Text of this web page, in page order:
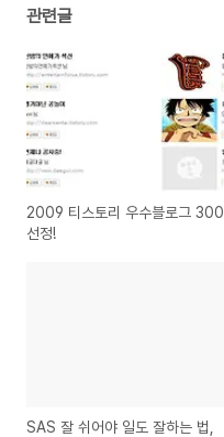
관련글
2009 티스토리 우수블로그 300
선정!
SAS 잘 쉬어야 일도 잘하는 법,